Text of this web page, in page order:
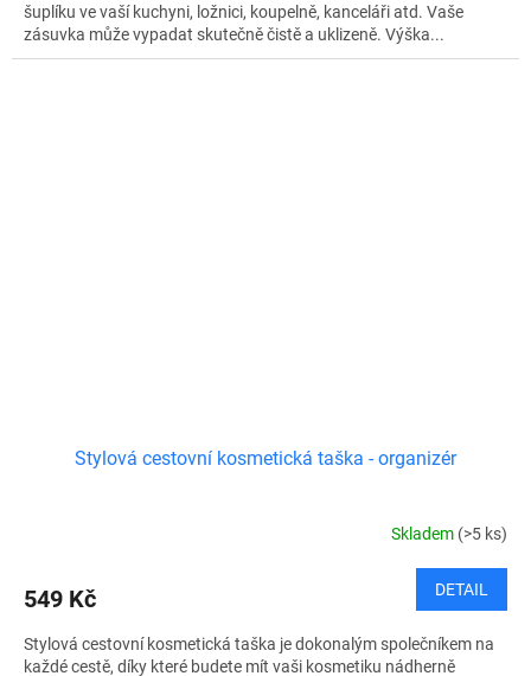
šuplíku ve vaší kuchyni, ložnici, koupelně, kanceláři atd. Vaše
zásuvka může vypadat skutečně čistě a uklizeně. Výška...
Stylová cestovní kosmetická taška - organizér
Skladem (>5 ks)
549 Kč DETAIL
Stylová cestovní kosmetická taška je dokonalým společníkem na
každé cestě, díky které budete mít vaši kosmetiku nádherně